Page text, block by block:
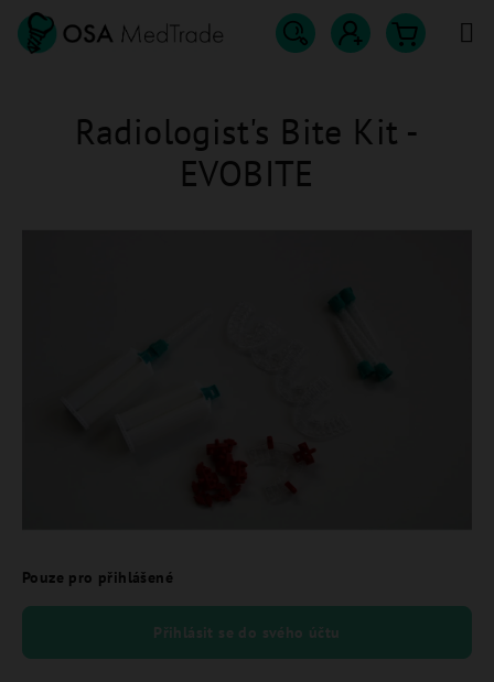
Přejít
obsah
Hledat
košík
Pouze pro přihlášené
Přihlásit se do svého účtu
Radiologist's Bite Kit -
EVOBITE